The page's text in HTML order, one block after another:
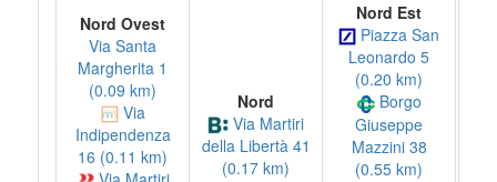
Nord Ovest
Via Santa
Margherita 1
(0.09 km)
Via
Indipendenza
16 (0.11 km)
Nord
Via Martiri
della Libertà 41
(0.17 km)
Nord Est
Piazza San
Leonardo 5
(0.20 km)
Borgo
Giuseppe
Mazzini 38
(0.55 km)